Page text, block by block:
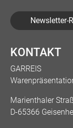
Newsletter-
KONTAKT
GARREIS
Marienthaler
D-65366